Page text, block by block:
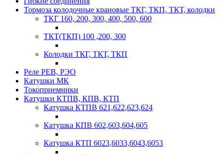
Тормоза колодочные крановые ТКГ, ТКП, ТКТ, колодки
ТКГ 160, 200, 300, 400, 500, 600
ТКТ(ТКП) 100 ,200, 300
Колодки ТКГ, ТКТ, ТКП
Реле РЕВ, РЭО
Катушки МК
Токоприемники
Катушки КТПВ, КПВ, КТП
Катушка КТПВ 621,622,623,624
Катушка КПВ 602,603,604,605
Катушка КТП 6023,6033,6043,6053